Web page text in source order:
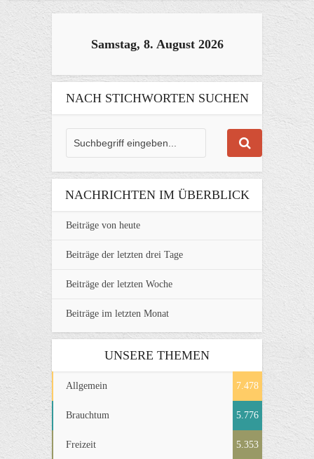
Samstag, 8. August 2026
NACH STICHWORTEN SUCHEN
NACHRICHTEN IM ÜBERBLICK
Beiträge von heute
Beiträge der letzten drei Tage
Beiträge der letzten Woche
Beiträge im letzten Monat
UNSERE THEMEN
Allgemein 7.478
Brauchtum 5.776
Freizeit 5.353